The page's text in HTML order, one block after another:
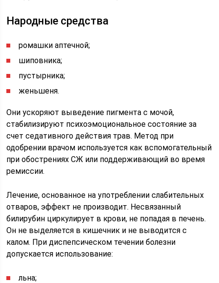
Народные средства
ромашки аптечной;
шиповника;
пустырника;
женьшеня.
Они ускоряют выведение пигмента с мочой,
стабилизируют психоэмоциональное состояние за
счет седативного действия трав. Метод при
одобрении врачом используется как вспомогательный
при обострениях СЖ или поддерживающий во время
ремиссии.
Лечение, основанное на употреблении слабительных
отваров, эффект не производит. Несвязанный
билирубин циркулирует в крови, не попадая в печень.
Он не выделяется в кишечник и не выводится с
калом. При диспепсическом течении болезни
допускается использование:
льна;